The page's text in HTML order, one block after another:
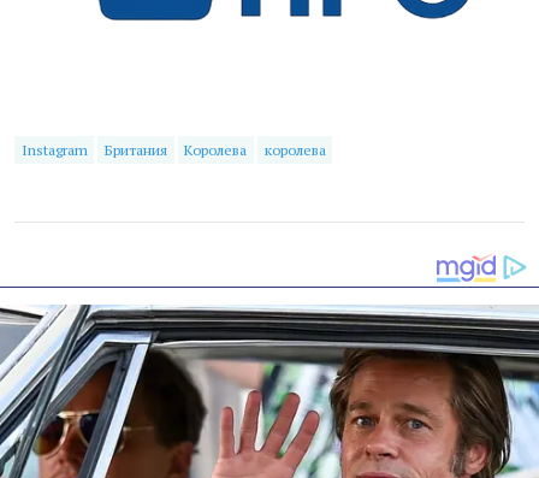
Instagram Британия Королева королева